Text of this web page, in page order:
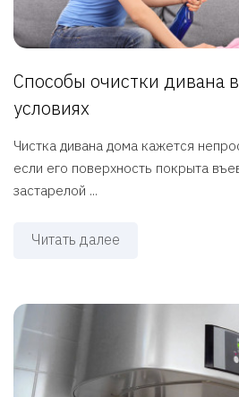
Способы очистки дивана
условиях
Чистка дивана дома кажется
если его поверхность покрыта
застарелой ...
Читать далее